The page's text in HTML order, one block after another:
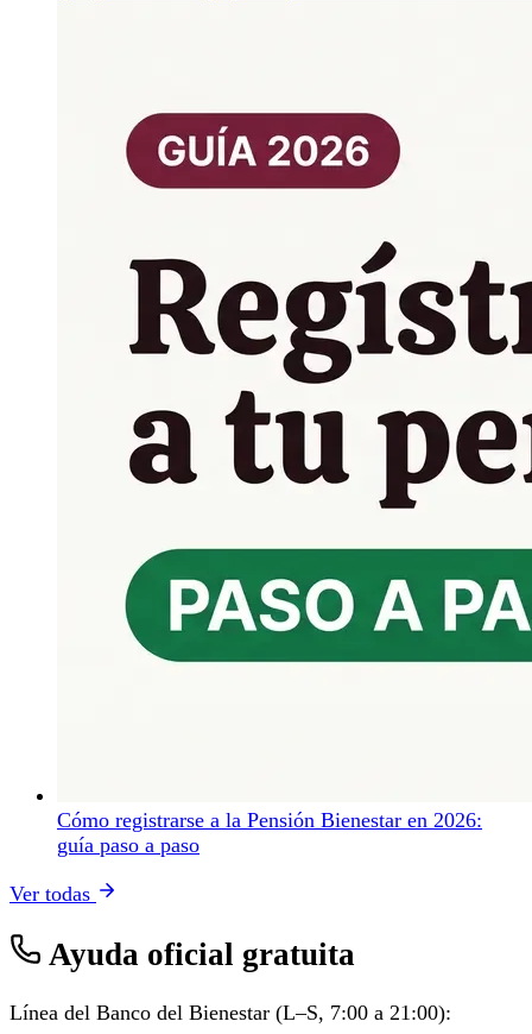
Cómo registrarse a la Pensión Bienestar en 2026:
guía paso a paso
Ver todas
Ayuda oficial gratuita
Línea del Banco del Bienestar (L–S, 7:00 a 21:00):